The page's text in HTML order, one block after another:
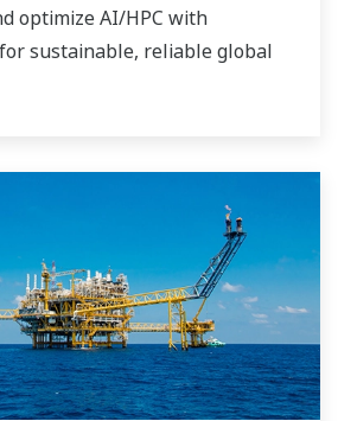
optimize AI/HPC with
sustainable, reliable global